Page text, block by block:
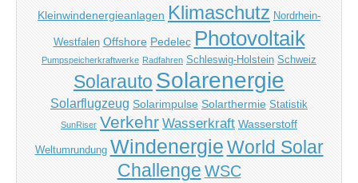
Kleinwindenergieanlagen Klimaschutz Nordrhein-
Westfalen Offshore Pedelec Photovoltaik
Pumpspeicherkraftwerke Radfahren Schleswig-Holstein Schweiz
Solarauto Solarenergie
Solarflugzeug Solarimpulse Solarthermie Statistik
SunRiser Verkehr Wasserkraft Wasserstoff
Weltumrundung Windenergie World Solar
Challenge WSC